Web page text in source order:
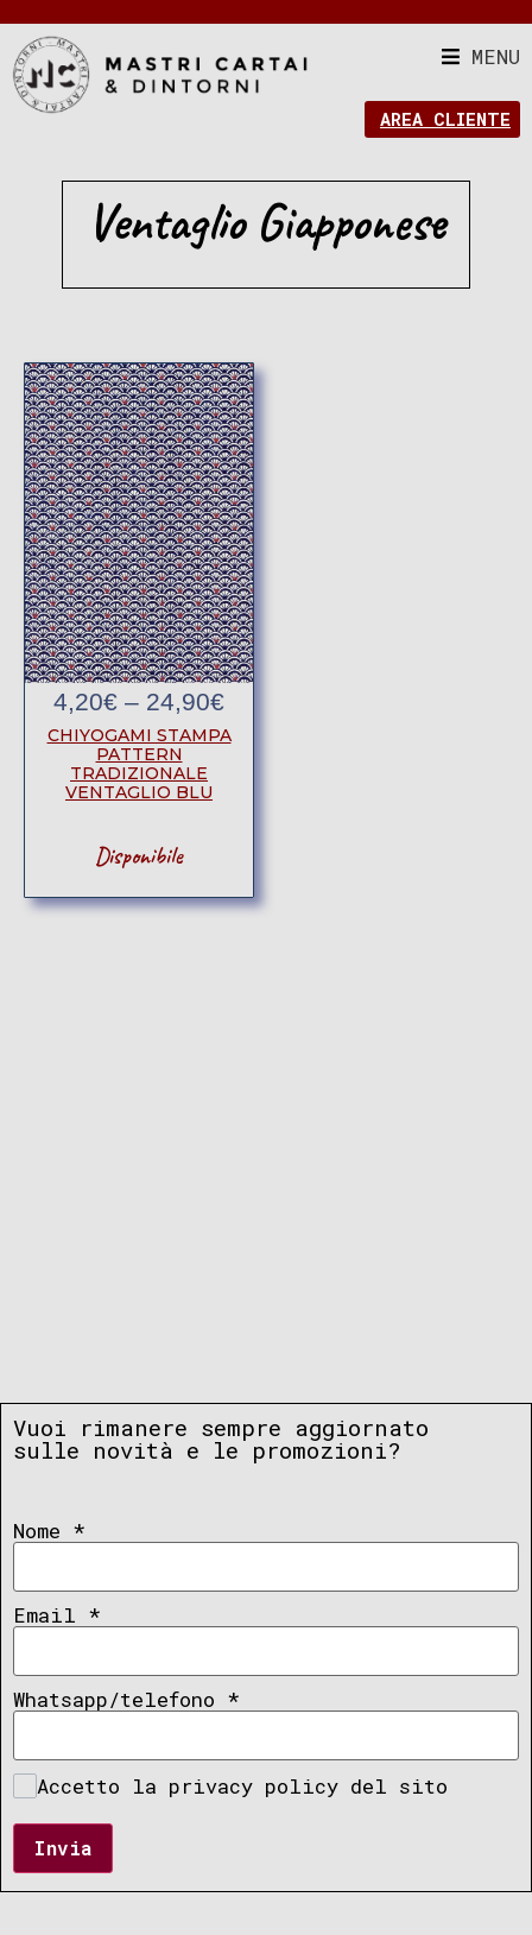
MENU
AREA CLIENTE
Ventaglio Giapponese
4,20€ – 24,90€
CHIYOGAMI STAMPA
PATTERN
TRADIZIONALE
VENTAGLIO BLU
Disponibile
Vuoi rimanere sempre aggiornato
sulle novità e le promozioni?
Nome *
Email *
Whatsapp/telefono *
Accetto la privacy policy del sito
Invia